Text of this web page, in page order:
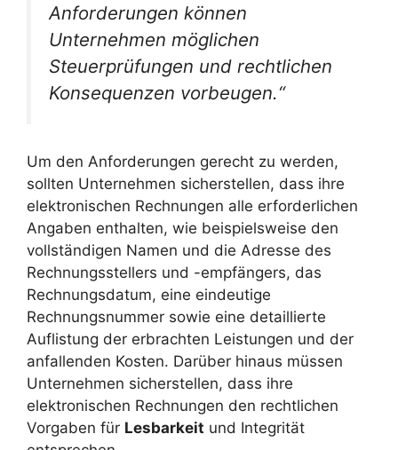
Anforderungen können
Unternehmen möglichen
Steuerprüfungen und rechtlichen
Konsequenzen vorbeugen.“
Um den Anforderungen gerecht zu werden,
sollten Unternehmen sicherstellen, dass ihre
elektronischen Rechnungen alle erforderlichen
Angaben enthalten, wie beispielsweise den
vollständigen Namen und die Adresse des
Rechnungsstellers und -empfängers, das
Rechnungsdatum, eine eindeutige
Rechnungsnummer sowie eine detaillierte
Auflistung der erbrachten Leistungen und der
anfallenden Kosten. Darüber hinaus müssen
Unternehmen sicherstellen, dass ihre
elektronischen Rechnungen den rechtlichen
Vorgaben für Lesbarkeit und Integrität